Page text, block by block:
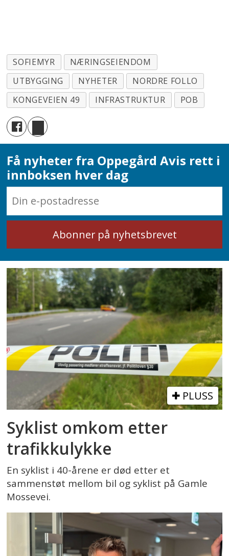
SOFIEMYR
NÆRINGSEIENDOM
UTBYGGING
NYHETER
NORDRE FOLLO
KONGEVEIEN 49
INFRASTRUKTUR POB
Få nyheter fra Oppegård Avis rett i
innboksen hver dag
PLUSS
Syklist omkom etter
trafikkulykke
En syklist i 40-årene er død etter et
sammenstøt mellom bil og syklist på Gamle
Mossevei.